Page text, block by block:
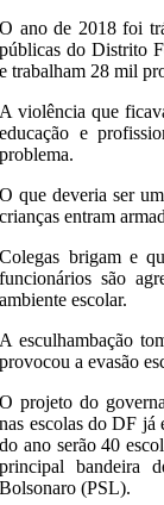
O ano de 2018 foi
públicas do Distrito
e trabalham 28 mil
A violência que
educação e
problema.
O que deveria ser
crianças entram
Colegas brigam e
funcionários são
ambiente escolar.
A esculhambação
provocou a evasão
O projeto do
nas escolas do DF já
do ano serão 40
principal bandeira
Bolsonaro (PSL).